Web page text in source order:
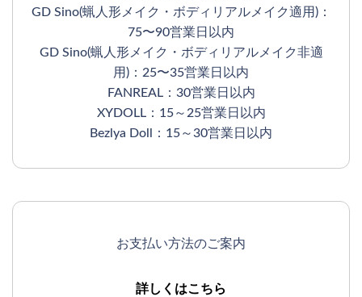
GD Sino(蝋人形メイク・ボディリアルメイク適用)：
75〜90営業日以内
GD Sino(蝋人形メイク・ボディリアルメイク非適
用)：25〜35営業日以内
FANREAL：30営業日以内
XYDOLL：15～25営業日以内
Bezlya Doll：15～30営業日以内
お支払い方法のご案内
詳しくはこちら